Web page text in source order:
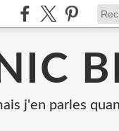
j'en parles